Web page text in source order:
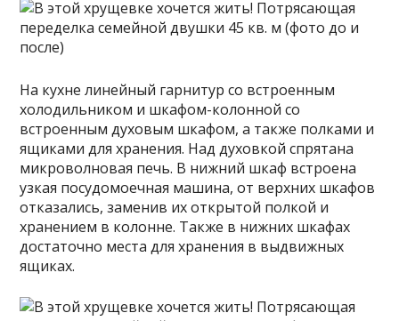
На кухне линейный гарнитур со встроенным
холодильником и шкафом-колонной со
встроенным духовым шкафом, а также полками и
ящиками для хранения. Над духовкой спрятана
микроволновая печь. В нижний шкаф встроена
узкая посудомоечная машина, от верхних шкафов
отказались, заменив их открытой полкой и
хранением в колонне. Также в нижних шкафах
достаточно места для хранения в выдвижных
ящиках.